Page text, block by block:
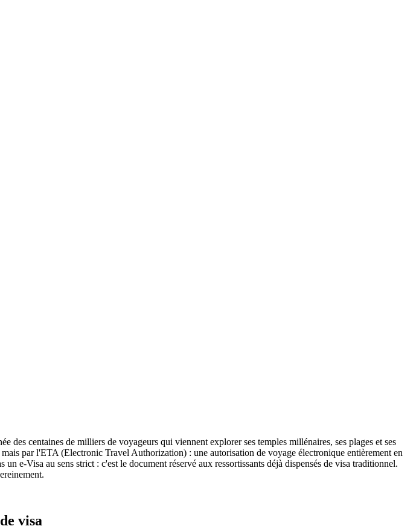
centaines de milliers de voyageurs qui viennent explorer ses temples millénaires, ses plages et ses
par l'ETA (Electronic Travel Authorization) : une autorisation de voyage électronique entièrement en
e-Visa au sens strict : c'est le document réservé aux ressortissants déjà dispensés de visa traditionnel.
visa